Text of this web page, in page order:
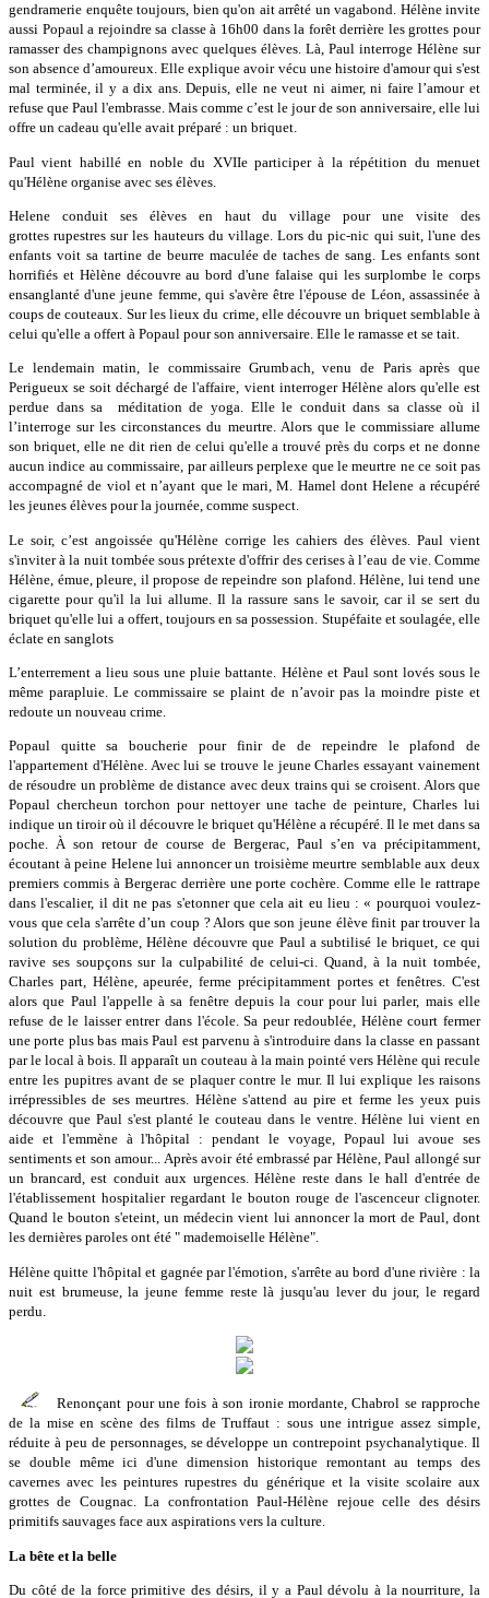
gendramerie enquête toujours, bien qu'on ait arrêté un vagabond. Hélène invite
aussi Popaul a rejoindre sa classe à 16h00 dans la forêt derrière les grottes pour
ramasser des champignons avec quelques élèves. Là, Paul interroge Hélène sur
son absence d’amoureux. Elle explique avoir vécu une histoire d'amour qui s'est
mal terminée, il y a dix ans. Depuis, elle ne veut ni aimer, ni faire l’amour et
refuse que Paul l'embrasse. Mais comme c’est le jour de son anniversaire, elle lui
offre un cadeau qu'elle avait préparé : un briquet.
Paul vient habillé en noble du XVIIe participer à la répétition du menuet
qu'Hélène organise avec ses élèves.
Helene conduit ses élèves en haut du village pour une visite des
grottes rupestres sur les hauteurs du village. Lors du pic-nic qui suit, l'une des
enfants voit sa tartine de beurre maculée de taches de sang. Les enfants sont
horrifiés et Hèlène découvre au bord d'une falaise qui les surplombe le corps
ensanglanté d'une jeune femme, qui s'avère être l'épouse de Léon, assassinée à
coups de couteaux. Sur les lieux du crime, elle découvre un briquet semblable à
celui qu'elle a offert à Popaul pour son anniversaire. Elle le ramasse et se tait.
Le lendemain matin, le commissaire Grumbach, venu de Paris après que
Perigueux se soit déchargé de l'affaire, vient interroger Hélène alors qu'elle est
perdue dans sa méditation de yoga. Elle le conduit dans sa classe où il
l’interroge sur les circonstances du meurtre. Alors que le commissiare allume
son briquet, elle ne dit rien de celui qu'elle a trouvé près du corps et ne donne
aucun indice au commissaire, par ailleurs perplexe que le meurtre ne ce soit pas
accompagné de viol et n’ayant que le mari, M. Hamel dont Helene a récupéré
les jeunes élèves pour la journée, comme suspect.
Le soir, c’est angoissée qu'Hélène corrige les cahiers des élèves. Paul vient
s'inviter à la nuit tombée sous prétexte d'offrir des cerises à l’eau de vie. Comme
Hélène, émue, pleure, il propose de repeindre son plafond. Hélène, lui tend une
cigarette pour qu'il la lui allume. Il la rassure sans le savoir, car il se sert du
briquet qu'elle lui a offert, toujours en sa possession. Stupéfaite et soulagée, elle
éclate en sanglots
L’enterrement a lieu sous une pluie battante. Hélène et Paul sont lovés sous le
même parapluie. Le commissaire se plaint de n’avoir pas la moindre piste et
redoute un nouveau crime.
Popaul quitte sa boucherie pour finir de de repeindre le plafond de
l'appartement d'Hélène. Avec lui se trouve le jeune Charles essayant vainement
de résoudre un problème de distance avec deux trains qui se croisent. Alors que
Popaul chercheun torchon pour nettoyer une tache de peinture, Charles lui
indique un tiroir où il découvre le briquet qu'Hélène a récupéré. Il le met dans sa
poche. À son retour de course de Bergerac, Paul s’en va précipitamment,
écoutant à peine Helene lui annoncer un troisième meurtre semblable aux deux
premiers commis à Bergerac derrière une porte cochère. Comme elle le rattrape
dans l'escalier, il dit ne pas s'etonner que cela ait eu lieu : « pourquoi voulez-
vous que cela s'arrête d’un coup ? Alors que son jeune élève finit par trouver la
solution du problème, Hélène découvre que Paul a subtilisé le briquet, ce qui
ravive ses soupçons sur la culpabilité de celui-ci. Quand, à la nuit tombée,
Charles part, Hélène, apeurée, ferme précipitamment portes et fenêtres. C'est
alors que Paul l'appelle à sa fenêtre depuis la cour pour lui parler, mais elle
refuse de le laisser entrer dans l'école. Sa peur redoublée, Hélène court fermer
une porte plus bas mais Paul est parvenu à s'introduire dans la classe en passant
par le local à bois. Il apparaît un couteau à la main pointé vers Hélène qui recule
entre les pupitres avant de se plaquer contre le mur. Il lui explique les raisons
irrépressibles de ses meurtres. Hélène s'attend au pire et ferme les yeux puis
découvre que Paul s'est planté le couteau dans le ventre. Hélène lui vient en
aide et l'emmène à l'hôpital : pendant le voyage, Popaul lui avoue ses
sentiments et son amour... Après avoir été embrassé par Hélène, Paul allongé sur
un brancard, est conduit aux urgences. Hélène reste dans le hall d'entrée de
l'établissement hospitalier regardant le bouton rouge de l'ascenceur clignoter.
Quand le bouton s'eteint, un médecin vient lui annoncer la mort de Paul, dont
les dernières paroles ont été " mademoiselle Hélène".
Hélène quitte l'hôpital et gagnée par l'émotion, s'arrête au bord d'une rivière : la
nuit est brumeuse, la jeune femme reste là jusqu'au lever du jour, le regard
perdu.
Renonçant pour une fois à son ironie mordante, Chabrol se rapproche
de la mise en scène des films de Truffaut : sous une intrigue assez simple,
réduite à peu de personnages, se développe un contrepoint psychanalytique. Il
se double même ici d'une dimension historique remontant au temps des
cavernes avec les peintures rupestres du générique et la visite scolaire aux
grottes de Cougnac. La confrontation Paul-Hélène rejoue celle des désirs
primitifs sauvages face aux aspirations vers la culture.
La bête et la belle
Du côté de la force primitive des désirs, il y a Paul dévolu à la nourriture, la